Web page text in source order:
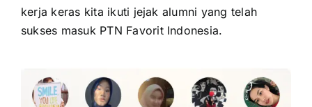
kerja keras kita ikuti jejak alumni yang telah
sukses masuk PTN Favorit Indonesia.